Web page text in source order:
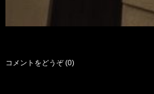
コメントをどうぞ (0)